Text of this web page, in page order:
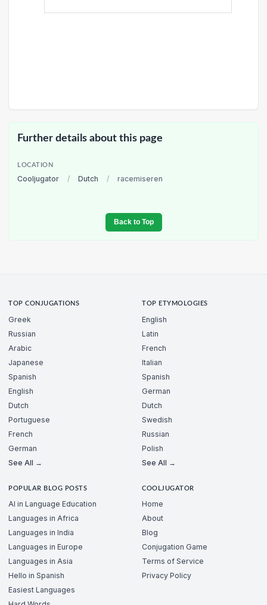
Further details about this page
LOCATION
Cooljugator / Dutch / racemiseren
Back to Top
TOP CONJUGATIONS
Greek
Russian
Arabic
Japanese
Spanish
English
Dutch
Portuguese
French
German
See All →
TOP ETYMOLOGIES
English
Latin
French
Italian
Spanish
German
Dutch
Swedish
Russian
Polish
See All →
POPULAR BLOG POSTS
AI in Language Education
Languages in Africa
Languages in India
Languages in Europe
Languages in Asia
Hello in Spanish
Easiest Languages
COOLJUGATOR
Home
About
Blog
Conjugation Game
Terms of Service
Privacy Policy